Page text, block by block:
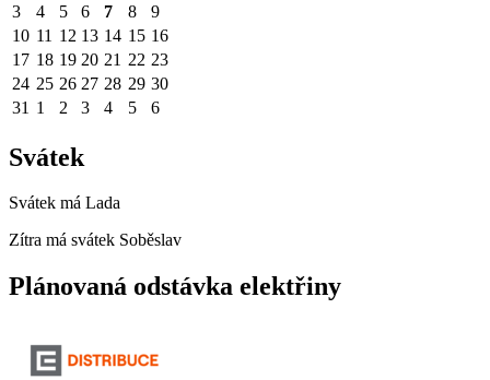
3
4 5 6 7 8
9
10 11 12 13 14 15 16
17 18 19 20 21 22 23
24 25 26 27 28 29 30
31 1 2 3 4 5 6
Svátek
Svátek má Lada
Zítra má svátek Soběslav
Plánovaná odstávka elektřiny